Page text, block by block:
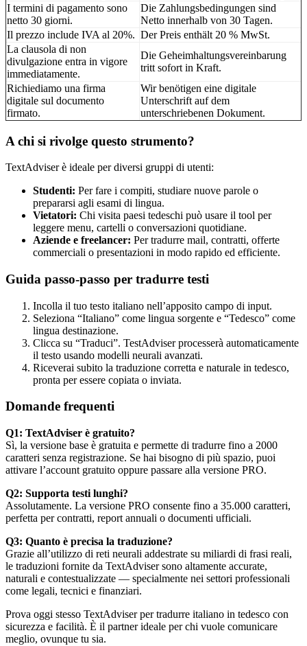
I termini di pagamento sono
netto 30 giorni.
Die Zahlungsbedingungen sind
Netto innerhalb von 30 Tagen.
Il prezzo include IVA al 20%. Der Preis enthält 20 % MwSt.
La clausola di non
divulgazione entra in vigore
immediatamente.
Die Geheimhaltungsvereinbarung
tritt sofort in Kraft.
Richiediamo una firma
digitale sul documento
firmato.
Wir benötigen eine digitale
Unterschrift auf dem
unterschriebenen Dokument.
A chi si rivolge questo strumento?
TextAdviser è ideale per diversi gruppi di utenti:
Studenti: Per fare i compiti, studiare nuove parole o
prepararsi agli esami di lingua.
Vietatori: Chi visita paesi tedeschi può usare il tool per
leggere menu, cartelli o conversazioni quotidiane.
Aziende e freelancer: Per tradurre mail, contratti, offerte
commerciali o presentazioni in modo rapido ed efficiente.
Guida passo-passo per tradurre testi
Incolla il tuo testo italiano nell’apposito campo di input.
Seleziona “Italiano” come lingua sorgente e “Tedesco” come
lingua destinazione.
Clicca su “Traduci”. TestAdviser processerà automaticamente
il testo usando modelli neurali avanzati.
Riceverai subito la traduzione corretta e naturale in tedesco,
pronta per essere copiata o inviata.
Domande frequenti
Q1: TextAdviser è gratuito?
Sì, la versione base è gratuita e permette di tradurre fino a 2000
caratteri senza registrazione. Se hai bisogno di più spazio, puoi
attivare l’account gratuito oppure passare alla versione PRO.
Q2: Supporta testi lunghi?
Assolutamente. La versione PRO consente fino a 35.000 caratteri,
perfetta per contratti, report annuali o documenti ufficiali.
Q3: Quanto è precisa la traduzione?
Grazie all’utilizzo di reti neurali addestrate su miliardi di frasi reali,
le traduzioni fornite da TextAdviser sono altamente accurate,
naturali e contestualizzate — specialmente nei settori professionali
come legali, tecnici e finanziari.
Prova oggi stesso TextAdviser per tradurre italiano in tedesco con
sicurezza e facilità. È il partner ideale per chi vuole comunicare
meglio, ovunque tu sia.